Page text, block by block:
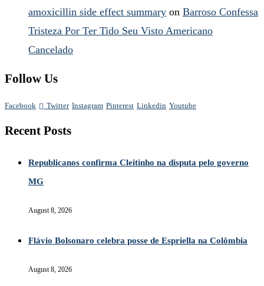
amoxicillin side effect summary on Barroso Confessa
Tristeza Por Ter Tido Seu Visto Americano
Cancelado
Follow Us
Facebook Twitter Instagram Pinterest Linkedin Youtube
Recent Posts
Republicanos confirma Cleitinho na disputa pelo governo
MG
August 8, 2026
Flávio Bolsonaro celebra posse de Espriella na Colômbia
August 8, 2026